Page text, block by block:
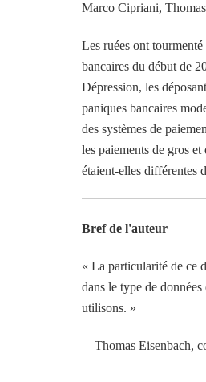
Marco Cipriani,
Les ruées ont
bancaires du début de
Dépression, les
paniques bancaires
des systèmes de
les paiements de gros
étaient-elles différentes
Bref de l'auteur
« La particularité de ce
dans le type de données
utilisons. »
—Thomas Eisenbach,